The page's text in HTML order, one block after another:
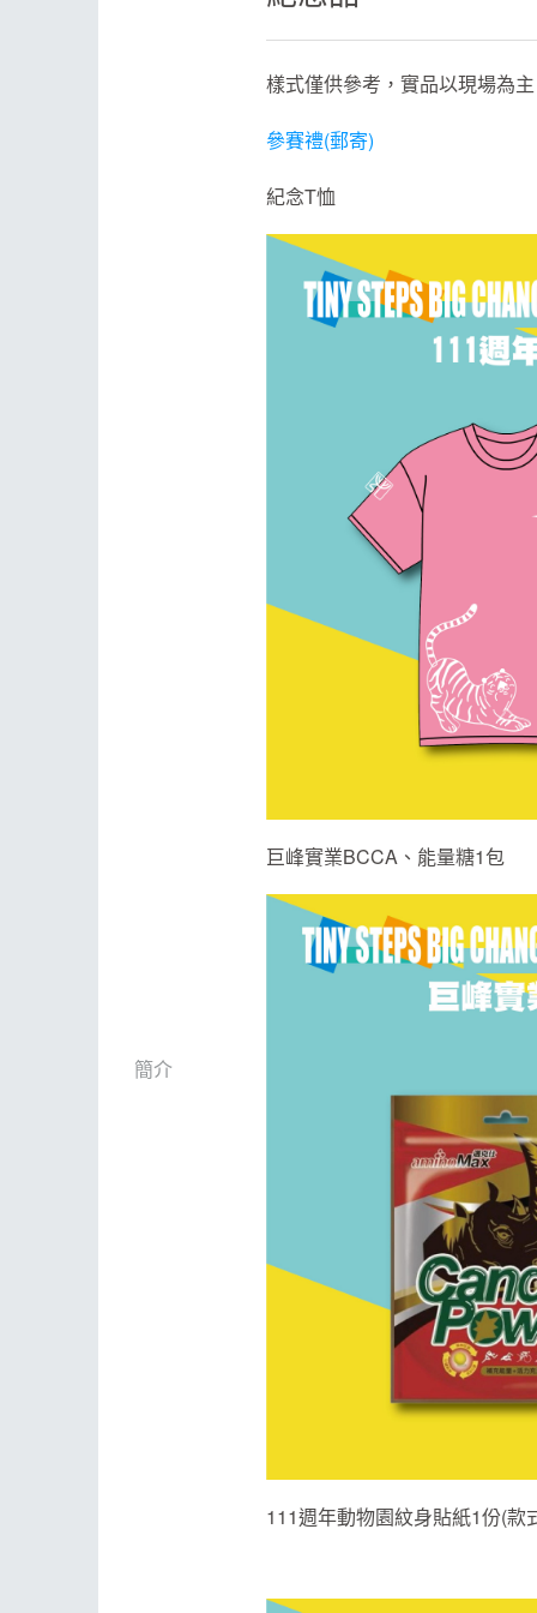
簡介
樣式僅供參考，實品以現場為
參賽禮(郵寄)
紀念T恤
巨峰實業BCCA、能量糖1包
111週年動物園紋身貼紙1份(款